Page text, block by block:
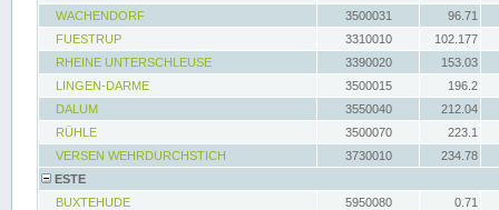
WACHENDORF
3500031
96.71
FUESTRUP
3310010
102.177
RHEINE UNTERSCHLEUSE
3390020
153.03
LINGEN-DARME
3500015
196.2
DALUM
3550040
212.04
RÜHLE
3500070
223.1
VERSEN WEHRDURCHSTICH
3730010
234.78
ESTE
BUXTEHUDE
5950080
0.71